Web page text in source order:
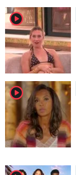
player2
player2